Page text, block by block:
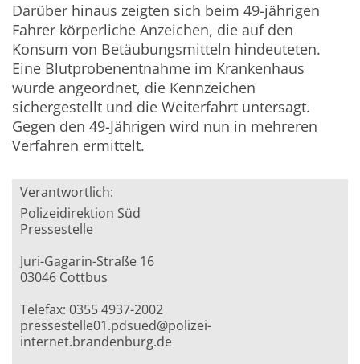
Darüber hinaus zeigten sich beim 49-jährigen
Fahrer körperliche Anzeichen, die auf den
Konsum von Betäubungsmitteln hindeuteten.
Eine Blutprobenentnahme im Krankenhaus
wurde angeordnet, die Kennzeichen
sichergestellt und die Weiterfahrt untersagt.
Gegen den 49-Jährigen wird nun in mehreren
Verfahren ermittelt.
Verantwortlich:
Polizeidirektion Süd
Pressestelle
Juri-Gagarin-Straße 16
03046 Cottbus
Telefax: 0355 4937-2002
pressestelle01.pdsued@polizei-
internet.brandenburg.de